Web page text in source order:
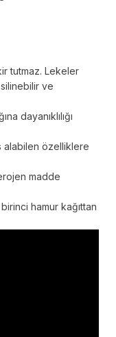
tutmaz. Lekeler
ve
dayanıklılığı
alabilen özelliklere
madde
hamur kağıttan